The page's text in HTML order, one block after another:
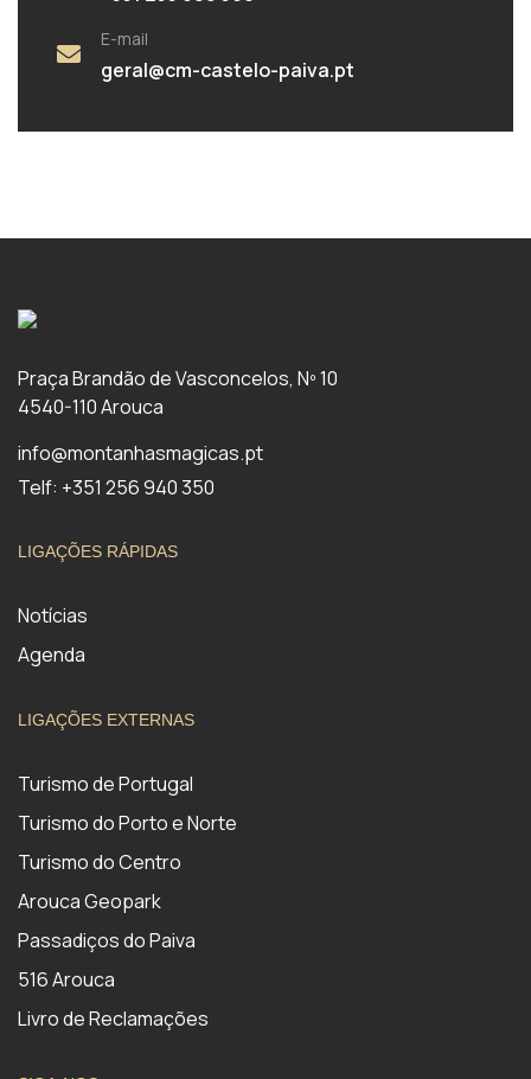
E-mail
geral@cm-castelo-paiva.pt
Praça Brandão de Vasconcelos, Nº 10
4540-110 Arouca
info@montanhasmagicas.pt
Telf: +351 256 940 350
LIGAÇÕES RÁPIDAS
Notícias
Agenda
LIGAÇÕES EXTERNAS
Turismo de Portugal
Turismo do Porto e Norte
Turismo do Centro
Arouca Geopark
Passadiços do Paiva
516 Arouca
Livro de Reclamações